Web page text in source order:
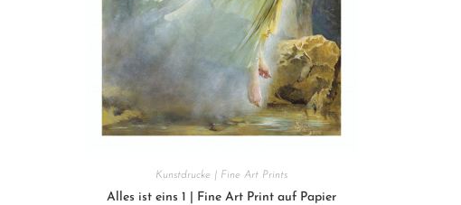
Kunstdrucke | Fine Art Prints
Alles ist eins 1 | Fine Art Print auf Papier